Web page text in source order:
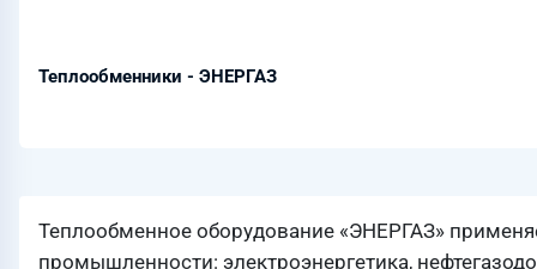
Теплообменники - ЭНЕРГАЗ
Теплообменное оборудование «ЭНЕРГАЗ»
промышленности: электроэнергетика,